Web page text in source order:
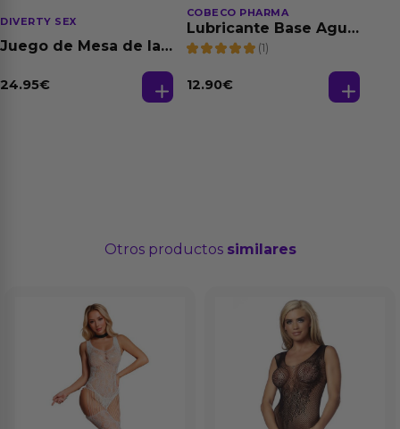
DIVERTY SEX
Juego de Mesa de las
24.95€
COBECO PHARMA
Lubricante Base Agua
100% Natural 125 ml
(1)
12.90€
Otros productos similares